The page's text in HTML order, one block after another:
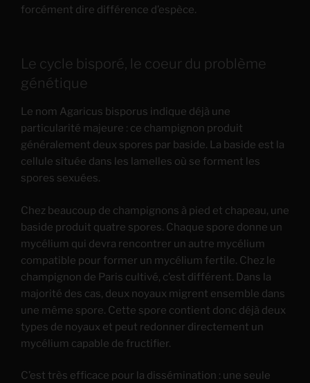
forcément dire différence d’espèce.
Le cycle bisporé, le coeur du problème
génétique
Le nom Agaricus bisporus indique déjà une
particularité majeure : ce champignon produit
généralement deux spores par baside. La baside est la
cellule située dans les lamelles où se forment les
spores sexuées.
Chez beaucoup de champignons à pied et chapeau, une
baside produit quatre spores. Chaque spore donne un
mycélium qui devra rencontrer un autre mycélium
compatible pour former un mycélium fertile. Chez le
champignon de Paris cultivé, c’est différent. Dans la
majorité des cas, deux noyaux migrent ensemble dans
une même spore. Cette spore contient donc déjà deux
types de noyaux et peut redonner directement un
mycélium capable de fructifier.
C’est très efficace pour la dissémination : une seule